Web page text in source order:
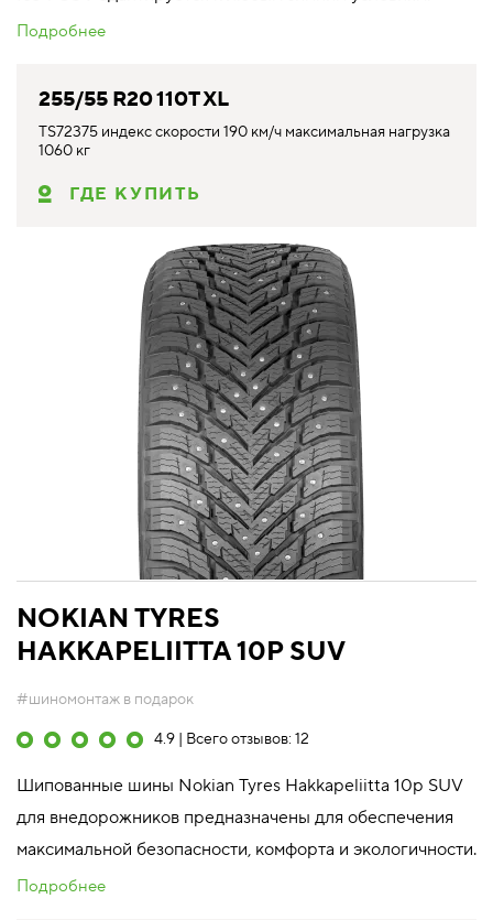
Подробнее
255/55 R20 110T XL
TS72375 индекс скорости 190 км/ч максимальная нагрузка
1060 кг
ГДЕ КУПИТЬ
NOKIAN TYRES
HAKKAPELIITTA 10P SUV
#шиномонтаж в подарок
4.9 | Всего отзывов: 12
Шипованные шины Nokian Tyres Hakkapeliitta 10p SUV
для внедорожников предназначены для обеспечения
максимальной безопасности, комфорта и экологичности.
Подробнее